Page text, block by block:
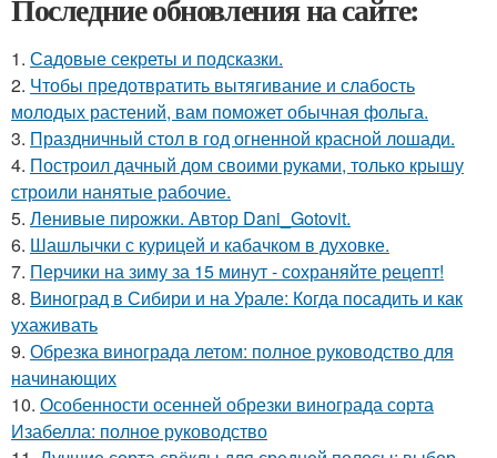
Последние обновления на сайте:
1. Садовые секреты и подсказки.
2. Чтобы предотвратить вытягивание и слабость
молодых растений, вам поможет обычная фольга.
3. Праздничный стол в год огненной красной лошади.
4. Построил дачный дом своими руками, только крышу
строили нанятые рабочие.
5. Ленивые пирожки. Автор Dani_Gotovit.
6. Шашлычки с курицей и кабачком в духовке.
7. Перчики на зиму за 15 минут - сохраняйте рецепт!
8. Виноград в Сибири и на Урале: Когда посадить и как
ухаживать
9. Обрезка винограда летом: полное руководство для
начинающих
10. Особенности осенней обрезки винограда сорта
Изабелла: полное руководство